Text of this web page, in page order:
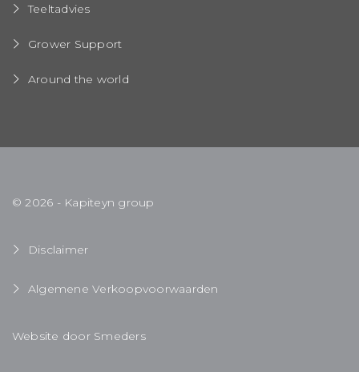
Teeltadvies
Grower Support
Around the world
© 2026 - Kapiteyn group
Disclaimer
Algemene Verkoopvoorwaarden
Website door Smeders